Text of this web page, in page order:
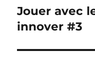
Publication
suivante :
Jouer avec
innover #3